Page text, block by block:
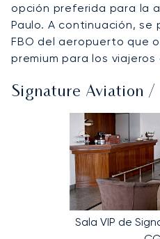
opción preferida para la
Paulo. A continuación,
FBO del aeropuerto que
premium para los
Signature Aviation /
Sala VIP de